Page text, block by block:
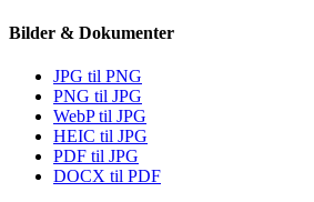
Bilder & Dokumenter
JPG til PNG
PNG til JPG
WebP til JPG
HEIC til JPG
PDF til JPG
DOCX til PDF